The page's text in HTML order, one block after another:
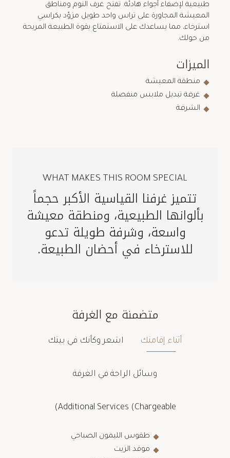
طبيعية لإضفاء أجواء هادئة. تفتح غرف النوم ومناطق
المعيشة المجاورة على تراس واحد طويل مزوّد بكراسي
استرخاء، مما يساعدك على الاستمتاع بقوة الطبيعة المريحة
من حولك.
الميزات
منطقة المعيشة
غرفة تبديل ملابس منفصلة
الشرفة
WHAT MAKES THIS ROOM SPECIAL
تتميز غرفنا القياسية الأكبر حجماً
بألوانها الطبيعية، ومنطقة معيشة
واسعة، وشرفة طويلة تدعو
للاسترخاء في أحضان الطبيعة.
متضمنة مع الغرفة
أثناء إقامتك اشعر وكأنك في بيتك
وسائل الراحة في الغرفة
Additional Services (Chargeable)
طقوس الليمون الصباحي
موقد الزيت